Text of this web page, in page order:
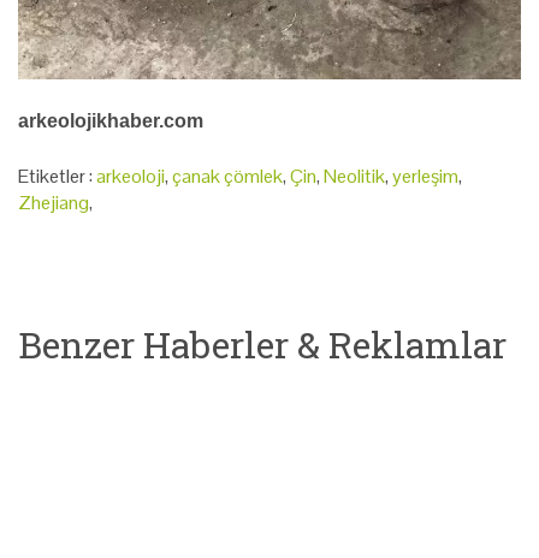
arkeolojikhaber.com
Etiketler :arkeoloji,çanak çömlek,Çin,Neolitik,yerleşim,
Zhejiang,
Benzer Haberler & Reklamlar